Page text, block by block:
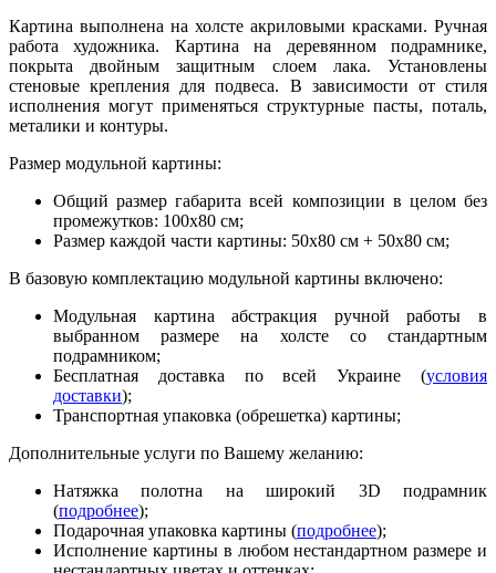
Картина выполнена на холсте акриловыми красками. Ручная
работа художника. Картина на деревянном подрамнике,
покрыта двойным защитным слоем лака. Установлены
стеновые крепления для подвеса. В зависимости от стиля
исполнения могут применяться структурные пасты, поталь,
металики и контуры.
Размер модульной картины:
Общий размер габарита всей композиции в целом без
промежутков: 100х80 см;
Размер каждой части картины: 50х80 см + 50х80 см;
В базовую комплектацию модульной картины включено:
Модульная картина абстракция ручной работы в
выбранном размере на холсте со стандартным
подрамником;
Бесплатная доставка по всей Украине (условия
доставки);
Транспортная упаковка (обрешетка) картины;
Дополнительные услуги по Вашему желанию:
Натяжка полотна на широкий 3D подрамник
(подробнее);
Подарочная упаковка картины (подробнее);
Исполнение картины в любом нестандартном размере и